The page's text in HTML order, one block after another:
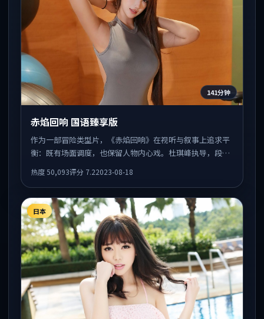
141分钟
赤焰回响 国语臻享版
作为一部冒险类型片，《赤焰回响》在视听与叙事上追求平
衡：既有场面调度，也保留人物内心戏。杜琪峰执导，段奕
热度50,093评分 7.22023-08-18
日本